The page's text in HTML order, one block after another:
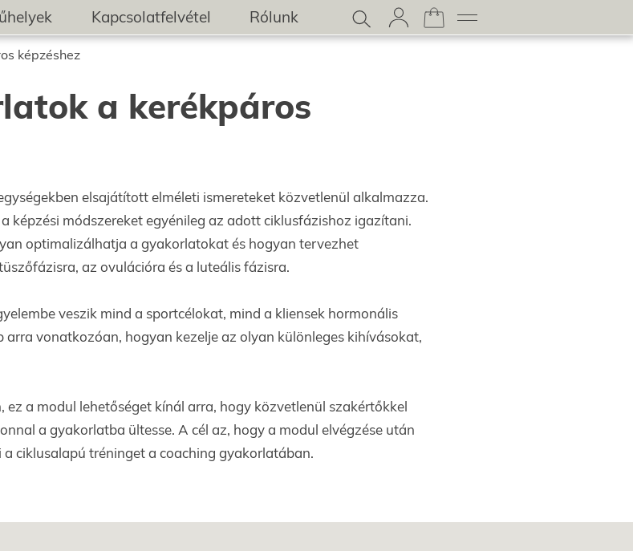
Kapcsolatfelvétel Rólunk
képzéshez
a kerékpáros
elsajátított elméleti ismereteket közvetlenül alkalmazza.
képzési módszereket egyénileg az adott ciklusfázishoz igazítani.
optimalizálhatja a gyakorlatokat és hogyan tervezhet
az ovulációra és a luteális fázisra.
veszik mind a sportcélokat, mind a kliensek hormonális
vonatkozóan, hogyan kezelje az olyan különleges kihívásokat,
a modul lehetőséget kínál arra, hogy közvetlenül szakértőkkel
a gyakorlatba ültesse. A cél az, hogy a modul elvégzése után
ciklusalapú tréninget a coaching gyakorlatában.